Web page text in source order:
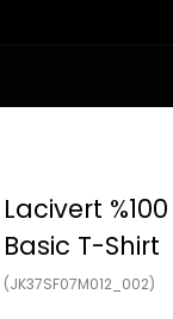
Lacivert
Basic T-Shirt
(JK37SF07M012_002)